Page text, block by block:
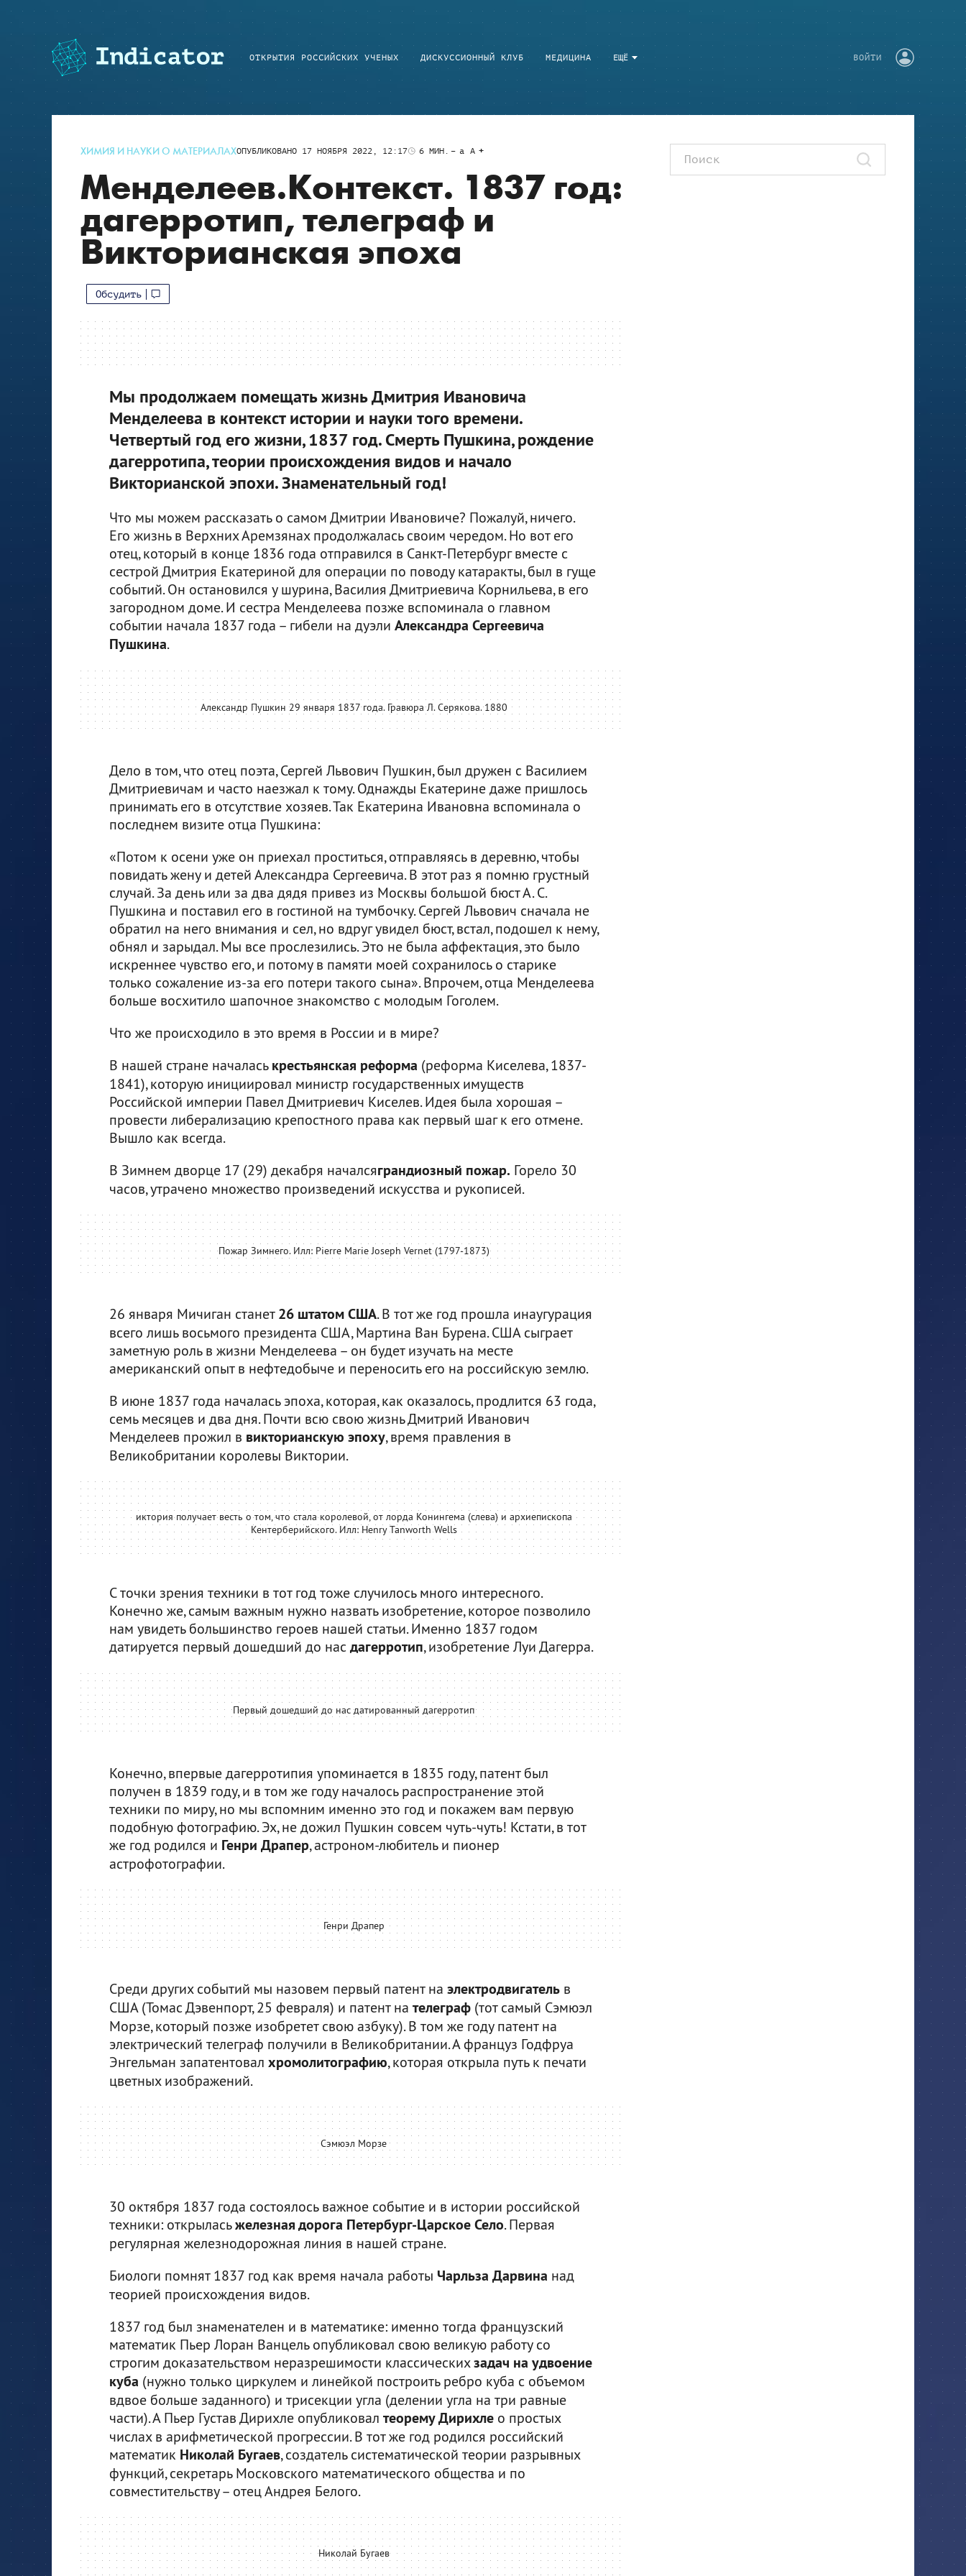
ЕЩЁ
ОТКРЫТИЯ РОССИЙСКИХ УЧЕНЫХ ДИСКУССИОННЫЙ КЛУБ МЕДИЦИНА ВОЙТИ
ХИМИЯ И НАУКИ О МАТЕРИАЛАХОПУБЛИКОВАНО 17 НОЯБРЯ 2022, 12:17 6 МИН. a A
Менделеев.Контекст. 1837 год:
дагерротип, телеграф и
Викторианская эпоха
Обсудить
Мы продолжаем помещать жизнь Дмитрия Ивановича
Менделеева в контекст истории и науки того времени.
Четвертый год его жизни, 1837 год. Смерть Пушкина, рождение
дагерротипа, теории происхождения видов и начало
Викторианской эпохи. Знаменательный год!
Что мы можем рассказать о самом Дмитрии Ивановиче? Пожалуй, ничего.
Его жизнь в Верхних Аремзянах продолжалась своим чередом. Но вот его
отец, который в конце 1836 года отправился в Санкт-Петербург вместе с
сестрой Дмитрия Екатериной для операции по поводу катаракты, был в гуще
событий. Он остановился у шурина, Василия Дмитриевича Корнильева, в его
загородном доме. И сестра Менделеева позже вспоминала о главном
событии начала 1837 года – гибели на дуэли Александра Сергеевича
Пушкина.
Александр Пушкин 29 января 1837 года. Гравюра Л. Серякова. 1880
Дело в том, что отец поэта, Сергей Львович Пушкин, был дружен с Василием
Дмитриевичам и часто наезжал к тому. Однажды Екатерине даже пришлось
принимать его в отсутствие хозяев. Так Екатерина Ивановна вспоминала о
последнем визите отца Пушкина:
«Потом к осени уже он приехал проститься, отправляясь в деревню, чтобы
повидать жену и детей Александра Сергеевича. В этот раз я помню грустный
случай. За день или за два дядя привез из Москвы большой бюст А. С.
Пушкина и поставил его в гостиной на тумбочку. Сергей Львович сначала не
обратил на него внимания и сел, но вдруг увидел бюст, встал, подошел к нему,
обнял и зарыдал. Мы все прослезились. Это не была аффектация, это было
искреннее чувство его, и потому в памяти моей сохранилось о старике
только сожаление из-за его потери такого сына». Впрочем, отца Менделеева
больше восхитило шапочное знакомство с молодым Гоголем.
Что же происходило в это время в России и в мире?
В нашей стране началась крестьянская реформа (реформа Киселева, 1837-
1841), которую инициировал министр государственных имуществ
Российской империи Павел Дмитриевич Киселев. Идея была хорошая –
провести либерализацию крепостного права как первый шаг к его отмене.
Вышло как всегда.
В Зимнем дворце 17 (29) декабря началсяграндиозный пожар. Горело 30
часов, утрачено множество произведений искусства и рукописей.
Пожар Зимнего. Илл: Pierre Marie Joseph Vernet (1797-1873)
26 января Мичиган станет 26 штатом США. В тот же год прошла инаугурация
всего лишь восьмого президента США, Мартина Ван Бурена. США сыграет
заметную роль в жизни Менделеева – он будет изучать на месте
американский опыт в нефтедобыче и переносить его на российскую землю.
В июне 1837 года началась эпоха, которая, как оказалось, продлится 63 года,
семь месяцев и два дня. Почти всю свою жизнь Дмитрий Иванович
Менделеев прожил в викторианскую эпоху, время правления в
Великобритании королевы Виктории.
иктория получает весть о том, что стала королевой, от лорда Конингема (слева) и архиепископа
Кентерберийского. Илл: Henry Tanworth Wells
С точки зрения техники в тот год тоже случилось много интересного.
Конечно же, самым важным нужно назвать изобретение, которое позволило
нам увидеть большинство героев нашей статьи. Именно 1837 годом
датируется первый дошедший до нас дагерротип, изобретение Луи Дагерра.
Первый дошедший до нас датированный дагерротип
Конечно, впервые дагерротипия упоминается в 1835 году, патент был
получен в 1839 году, и в том же году началось распространение этой
техники по миру, но мы вспомним именно это год и покажем вам первую
подобную фотографию. Эх, не дожил Пушкин совсем чуть-чуть! Кстати, в тот
же год родился и Генри Драпер, астроном-любитель и пионер
астрофотографии.
Генри Драпер
Среди других событий мы назовем первый патент на электродвигатель в
США (Томас Дэвенпорт, 25 февраля) и патент на телеграф (тот самый Сэмюэл
Морзе, который позже изобретет свою азбуку). В том же году патент на
электрический телеграф получили в Великобритании. А француз Годфруа
Энгельман запатентовал хромолитографию, которая открыла путь к печати
цветных изображений.
Сэмюэл Морзе
30 октября 1837 года состоялось важное событие и в истории российской
техники: открыласьжелезная дорога Петербург-Царское Село. Первая
регулярная железнодорожная линия в нашей стране.
Биологи помнят 1837 год как время начала работы Чарльза Дарвина над
теорией происхождения видов.
1837 год был знаменателен и в математике: именно тогда французский
математик Пьер Лоран Ванцель опубликовал свою великую работу со
строгим доказательством неразрешимости классическихзадач на удвоение
куба (нужно только циркулем и линейкой построить ребро куба с объемом
вдвое больше заданного) и трисекции угла (делении угла на три равные
части). А Пьер Густав Дирихле опубликовал теорему Дирихле о простых
числах в арифметической прогрессии. В тот же год родился российский
математик Николай Бугаев, создатель систематической теории разрывных
функций, секретарь Московского математического общества и по
совместительству – отец Андрея Белого.
Николай Бугаев